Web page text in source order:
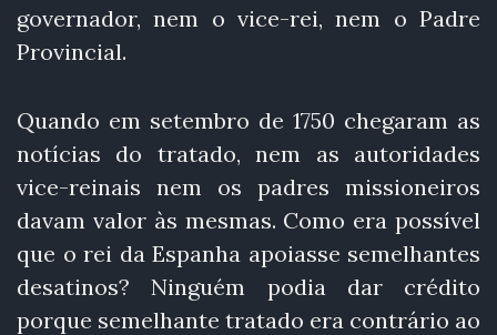
governador, nem o vice-rei, nem o Padre
Provincial.
Quando em setembro de 1750 chegaram as
notícias do tratado, nem as autoridades
vice-reinais nem os padres missioneiros
davam valor às mesmas. Como era possível
que o rei da Espanha apoiasse semelhantes
desatinos? Ninguém podia dar crédito
porque semelhante tratado era contrário ao